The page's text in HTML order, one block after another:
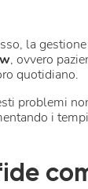
la
, ovvero
quotidiano.
problemi
i